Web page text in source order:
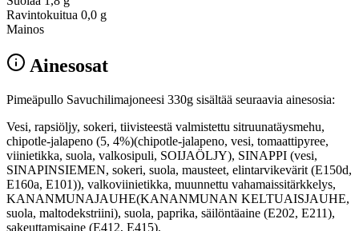
Ravintokuitua 0,0 g
Mainos
Ainesosat
Pimeäpullo Savuchilimajoneesi 330g sisältää seuraavia ainesosia:
Vesi, rapsiöljy, sokeri, tiivisteestä valmistettu sitruunatäysmehu,
chipotle-jalapeno (5, 4%)(chipotle-jalapeno, vesi, tomaattipyree,
viinietikka, suola, valkosipuli, SOIJAÖLJY), SINAPPI (vesi,
SINAPINSIEMEN, sokeri, suola, mausteet, elintarvikevärit (E150d,
E160a, E101)), valkoviinietikka, muunnettu vahamaissitärkkelys,
KANANMUNAJAUHE(KANANMUNAN KELTUAISJAUHE,
suola, maltodekstriini), suola, paprika, säilöntäaine (E202, E211),
sakeuttamisaine (E412, E415).